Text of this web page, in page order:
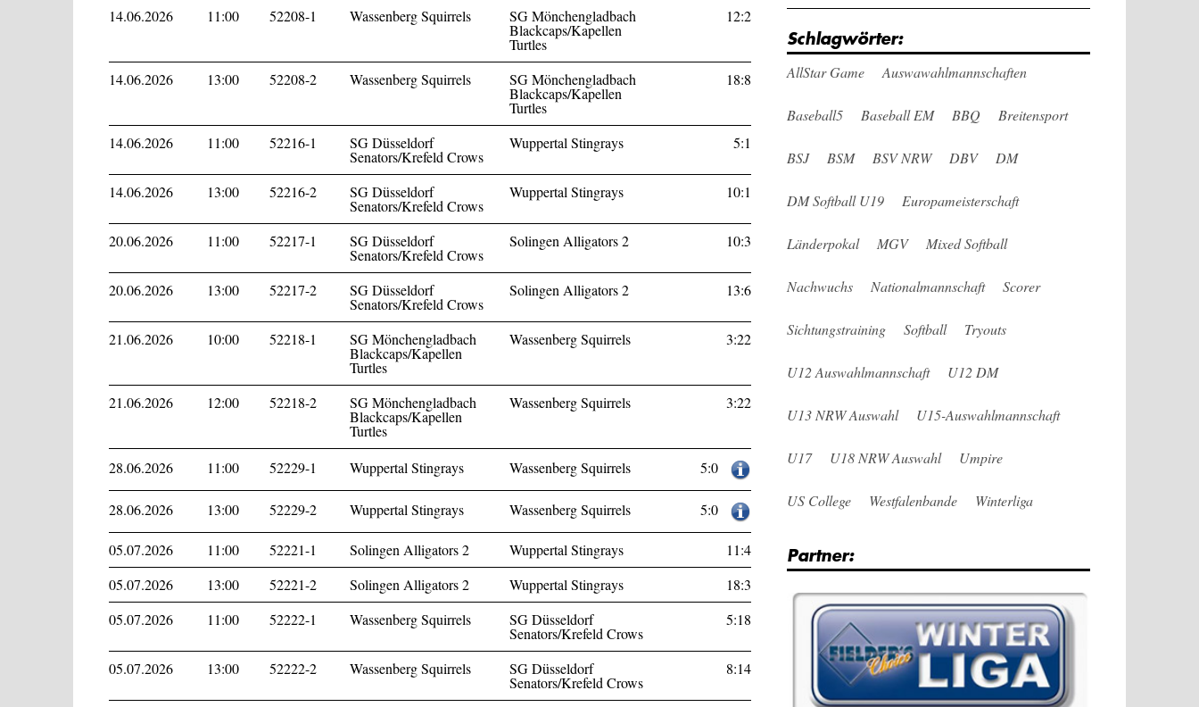
14.06.2026
11:00 52208-1 Wassenberg Squirrels SG Mönchengladbach
Blackcaps/Kapellen
Turtles
12:2
14.06.2026 13:00 52208-2 Wassenberg Squirrels SG Mönchengladbach
Blackcaps/Kapellen
Turtles
18:8
14.06.2026 11:00 52216-1 SG Düsseldorf
Senators/Krefeld Crows
Wuppertal Stingrays 5:1
14.06.2026 13:00 52216-2 SG Düsseldorf
Senators/Krefeld Crows
Wuppertal Stingrays 10:1
20.06.2026 11:00 52217-1 SG Düsseldorf
Senators/Krefeld Crows
Solingen Alligators 2 10:3
20.06.2026 13:00 52217-2 SG Düsseldorf
Senators/Krefeld Crows
Solingen Alligators 2 13:6
21.06.2026 10:00 52218-1 SG Mönchengladbach
Blackcaps/Kapellen
Turtles
Wassenberg Squirrels 3:22
21.06.2026 12:00 52218-2 SG Mönchengladbach
Blackcaps/Kapellen
Turtles
Wassenberg Squirrels 3:22
28.06.2026 11:00 52229-1 Wuppertal Stingrays Wassenberg Squirrels 5:0
28.06.2026 13:00 52229-2 Wuppertal Stingrays Wassenberg Squirrels 5:0
05.07.2026 11:00 52221-1 Solingen Alligators 2 Wuppertal Stingrays
11:4
05.07.2026
13:00 52221-2 Solingen Alligators 2 Wuppertal Stingrays
18:3
05.07.2026
11:00 52222-1 Wassenberg Squirrels SG Düsseldorf
Senators/Krefeld Crows
5:18
05.07.2026 13:00 52222-2 Wassenberg Squirrels SG Düsseldorf
Senators/Krefeld Crows
8:14
Schlagwörter:
AllStar Game Auswawahlmannschaften
Baseball5 Baseball EM BBQ Breitensport
BSJ BSM BSV NRW DBV DM
DM Softball U19 Europameisterschaft
Länderpokal MGV Mixed Softball
Nachwuchs Nationalmannschaft Scorer
Sichtungstraining Softball Tryouts
U12 Auswahlmannschaft U12 DM
U13 NRW Auswahl U15-Auswahlmannschaft
U17 U18 NRW Auswahl Umpire
US College Westfalenbande Winterliga
Partner: